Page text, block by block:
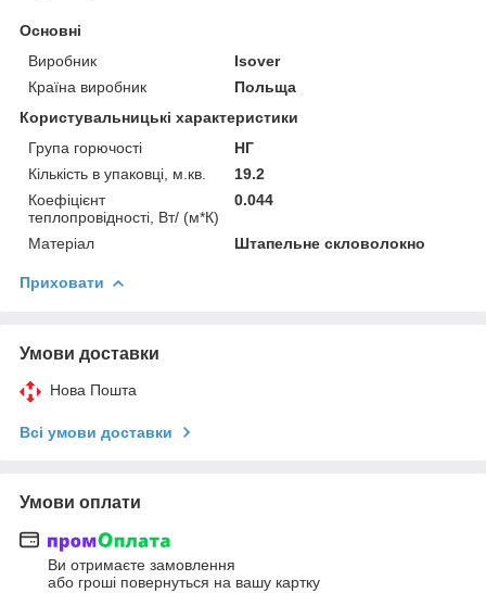
Основні
Виробник
Isover
Країна виробник
Польща
Користувальницькі характеристики
Група горючості
НГ
Кількість в упаковці, м.кв.
19.2
Коефіцієнт
теплопровідності, Вт/ (м*К)
0.044
Матеріал Штапельне скловолокно
Приховати
Умови доставки
Нова Пошта
Всі умови доставки
Умови оплати
Ви отримаєте замовлення
або гроші повернуться на вашу картку